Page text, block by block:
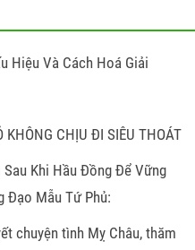
Hiệu Và Cách Hoá Giải
CHỊU ĐI SIÊU THOÁT
Khi Hầu Đồng Để Vững
Đạo Mẫu Tứ Phủ:
chuyện tình Mỵ Châu, thăm